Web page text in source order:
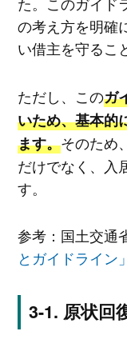
の考え方を明確
い借主を守るこ
ただし、このガ
いため、基本的
ます。そのため
だけでなく、入
す。
参考：国土交通
とガイドライン
原状回